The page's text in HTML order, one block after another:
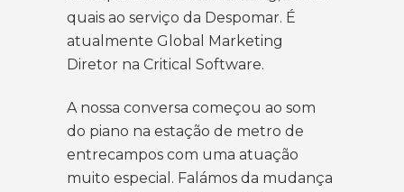
quais ao serviço da Despomar. É
atualmente Global Marketing
Diretor na Critical Software.
A nossa conversa começou ao som
do piano na estação de metro de
entrecampos com uma atuação
muito especial. Falámos da mudança